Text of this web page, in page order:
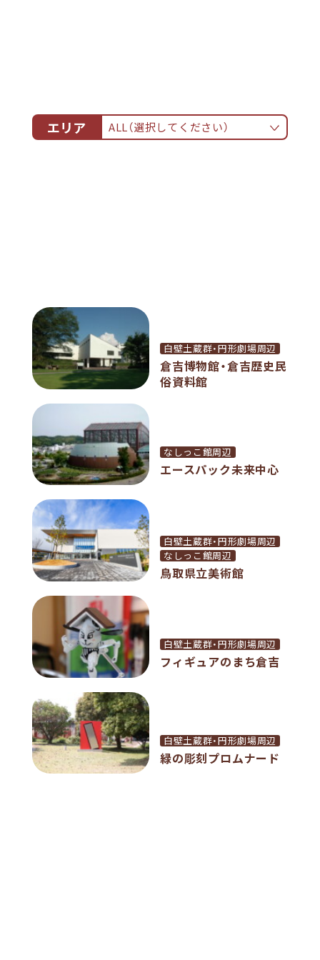
エリア ALL（選択してください）
白壁土蔵群・円形劇場周辺
倉吉博物館・倉吉歴史民
俗資料館
なしっこ館周辺
エースパック未来中心
白壁土蔵群・円形劇場周辺
なしっこ館周辺
鳥取県立美術館
白壁土蔵群・円形劇場周辺
フィギュアのまち倉吉
白壁土蔵群・円形劇場周辺
緑の彫刻プロムナード